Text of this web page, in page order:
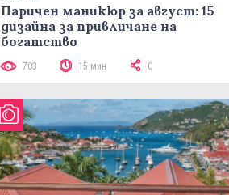
Паричен маникюр за август: 15
дизайна за привличане на
богатство
703 15 мин 0